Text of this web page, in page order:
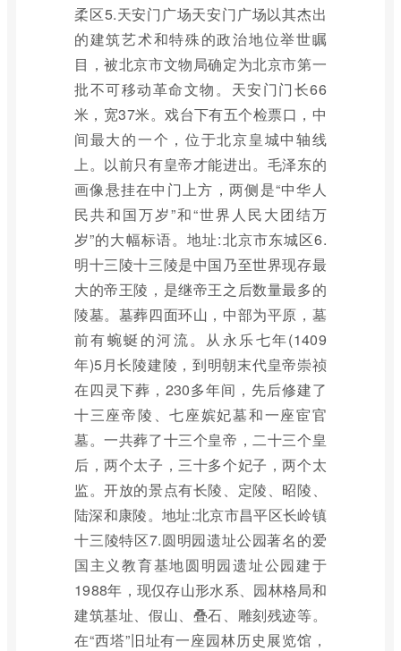
柔区5.天安门广场天安门广场以其杰出
的建筑艺术和特殊的政治地位举世瞩
目，被北京市文物局确定为北京市第一
批不可移动革命文物。天安门门长66
米，宽37米。戏台下有五个检票口，中
间最大的一个，位于北京皇城中轴线
上。以前只有皇帝才能进出。毛泽东的
画像悬挂在中门上方，两侧是“中华人
民共和国万岁”和“世界人民大团结万
岁”的大幅标语。地址:北京市东城区6.
明十三陵十三陵是中国乃至世界现存最
大的帝王陵，是继帝王之后数量最多的
陵墓。墓葬四面环山，中部为平原，墓
前有蜿蜒的河流。从永乐七年(1409
年)5月长陵建陵，到明朝末代皇帝崇祯
在四灵下葬，230多年间，先后修建了
十三座帝陵、七座嫔妃墓和一座宦官
墓。一共葬了十三个皇帝，二十三个皇
后，两个太子，三十多个妃子，两个太
监。开放的景点有长陵、定陵、昭陵、
陆深和康陵。地址:北京市昌平区长岭镇
十三陵特区7.圆明园遗址公园著名的爱
国主义教育基地圆明园遗址公园建于
1988年，现仅存山形水系、园林格局和
建筑基址、假山、叠石、雕刻残迹等。
在“西塔”旧址有一座园林历史展览馆，